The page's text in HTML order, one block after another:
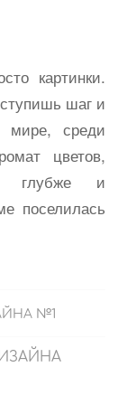
картинки.
шаг и
мире, среди
цветов,
глубже и
поселилась
№1